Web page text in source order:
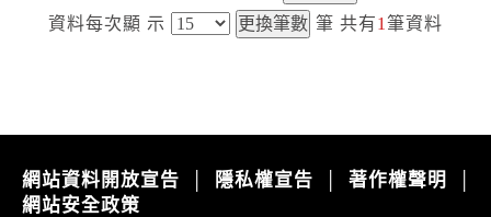
資料每次顯 示 筆 共有1 筆資料
網站資料開放宣告 隱私權宣告 著作權聲明
網站安全政策